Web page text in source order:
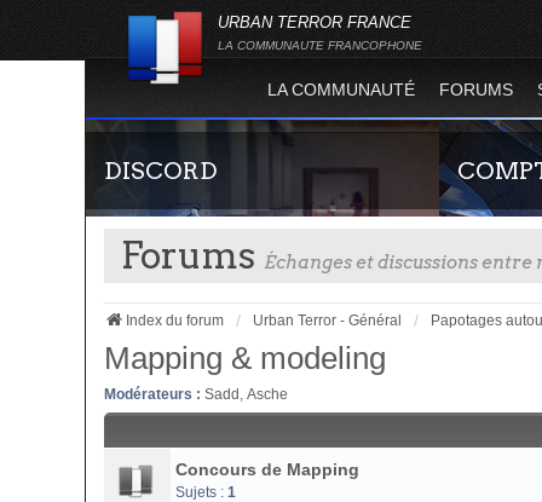
URBAN TERROR FRANCE
LA COMMUNAUTE FRANCOPHONE
LA COMMUNAUTÉ FORUMS
DISCORD
Rejoignez-nous sur le discord Urban Terror
Guide
Forums Échanges et discussions
Index du forum Urban Terror - Général Papotages
Mapping & modeling
Modérateurs : Sadd , Asche
Concours de Mapping
Sujets : 1